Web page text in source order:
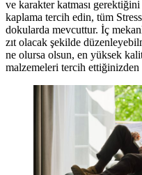
ve karakter katması
kaplama tercih edin, tüm
dokularda mevcuttur. İç
zıt olacak şekilde
ne olursa olsun, en yüksek
malzemeleri tercih